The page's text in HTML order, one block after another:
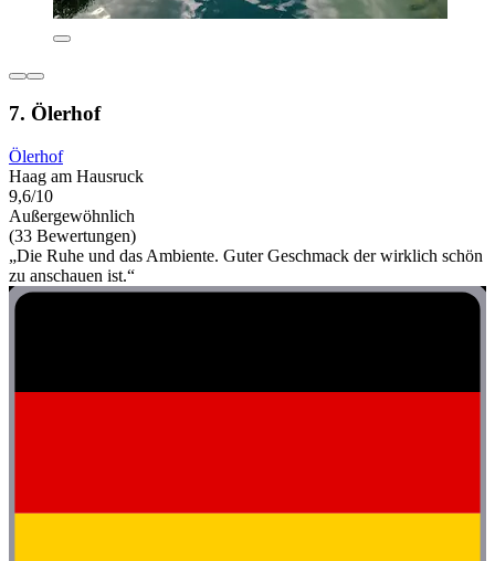
7. Ölerhof
Ölerhof
Haag am Hausruck
9,6/10
Außergewöhnlich
(33 Bewertungen)
„Die Ruhe und das Ambiente. Guter Geschmack der wirklich schön
zu anschauen ist.“